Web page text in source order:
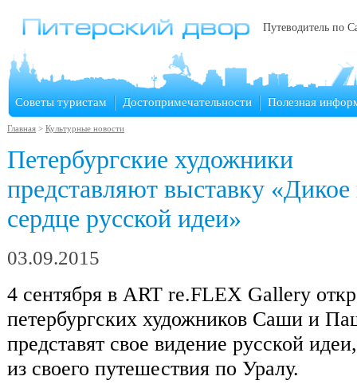
Путеводитель по
Советы туристам Достопримечательности Полезная
Главная > Культурные новости
Петербургские художники
представляют выставку
сердце русской идеи»
03.09.2015
4 сентября в ART re.FLEX Gallery
петербургских художников Саши и
представят свое видение русской
из своего путешествия по Уралу.